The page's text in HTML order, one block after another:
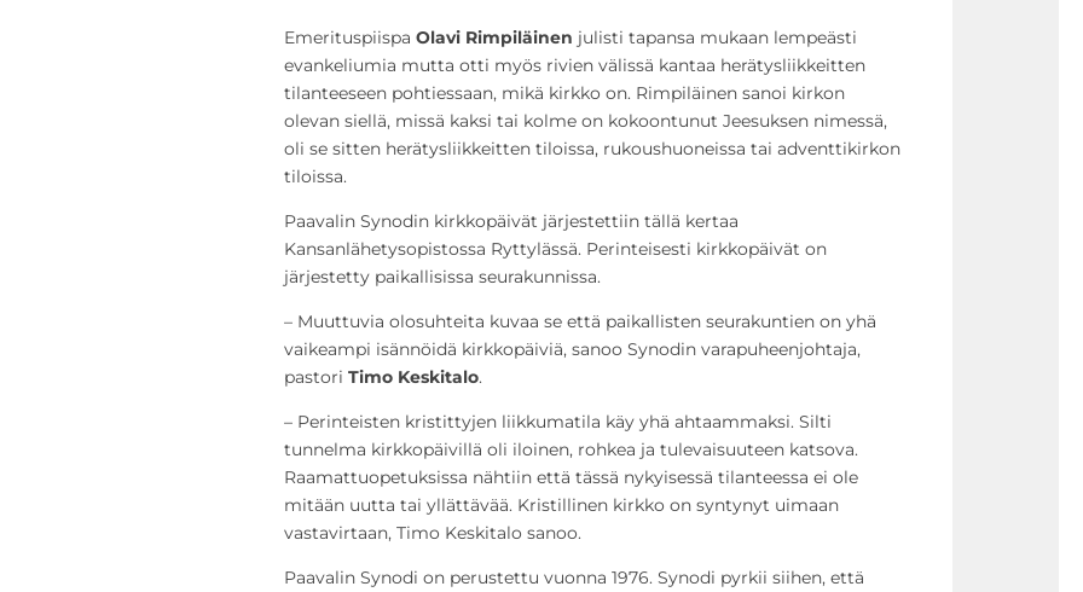
Emerituspiispa Olavi Rimpiläinen julisti tapansa mukaan lempeästi
evankeliumia mutta otti myös rivien välissä kantaa herätysliikkeitten
tilanteeseen pohtiessaan, mikä kirkko on. Rimpiläinen sanoi kirkon
olevan siellä, missä kaksi tai kolme on kokoontunut Jeesuksen nimessä,
oli se sitten herätysliikkeitten tiloissa, rukoushuoneissa tai adventtikirkon
tiloissa.
Paavalin Synodin kirkkopäivät järjestettiin tällä kertaa
Kansanlähetysopistossa Ryttylässä. Perinteisesti kirkkopäivät on
järjestetty paikallisissa seurakunnissa.
– Muuttuvia olosuhteita kuvaa se että paikallisten seurakuntien on yhä
vaikeampi isännöidä kirkkopäiviä, sanoo Synodin varapuheenjohtaja,
pastori Timo Keskitalo.
– Perinteisten kristittyjen liikkumatila käy yhä ahtaammaksi. Silti
tunnelma kirkkopäivillä oli iloinen, rohkea ja tulevaisuuteen katsova.
Raamattuopetuksissa nähtiin että tässä nykyisessä tilanteessa ei ole
mitään uutta tai yllättävää. Kristillinen kirkko on syntynyt uimaan
vastavirtaan, Timo Keskitalo sanoo.
Paavalin Synodi on perustettu vuonna 1976. Synodi pyrkii siihen, että